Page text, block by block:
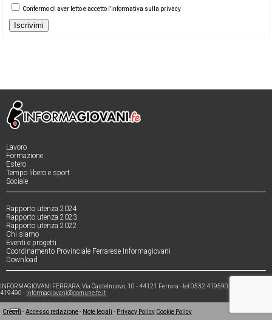
Confermo di aver letto e accetto l’informativa sulla privacy
Iscrivimi
Lavoro
Formazione
Estero
Tempo libero e sport
Sociale
Rapporto utenza 2024
Rapporto utenza 2023
Rapporto utenza 2022
Chi siamo
Eventi e progetti
Coordinamento Provinciale Ferrarese Informagiovani
Download
INFORMAGIOVANI FERRARA: Via Castelnuovo, 10 - 44121 Ferrara - tel 0532 419590 - fax 0532
419490 -informagiovani@comune.fe.it
Crediti -Accesso redazione- Note legali - Privacy Policy Cookie Policy